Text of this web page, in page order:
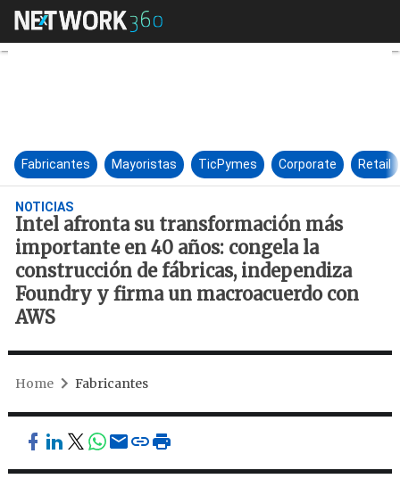
Intel afronta su
Fabricantes Mayoristas TicPymes Corporate Retail
NOTICIAS
Intel afronta su transformación más
importante en 40 años: congela la
construcción de fábricas, independiza
Foundry y firma un macroacuerdo con
AWS
Home Fabricantes